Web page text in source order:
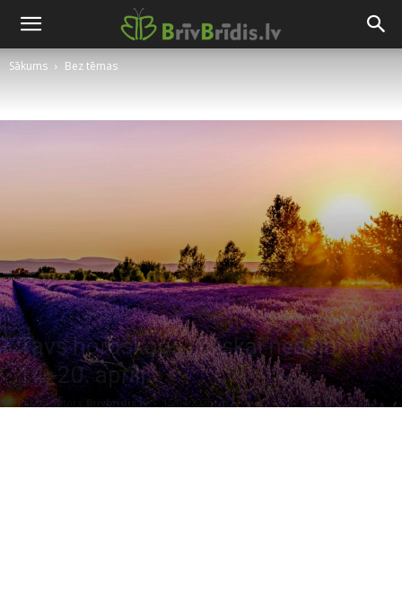
Sākums Bez tēmas
Tavs horoskops lieliskai nedēļai –
14.-20. aprīlis
Raksta autors Brivbridis.lv - 15/04/2025